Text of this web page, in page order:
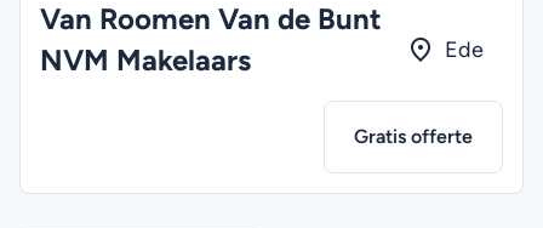
Van Roomen Van de Bunt
NVM Makelaars
Ede
Gratis offerte